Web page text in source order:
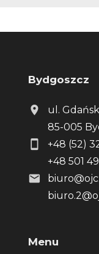
Bydgoszcz
ul.
85-005
+48 (52)
+48 501
Menu